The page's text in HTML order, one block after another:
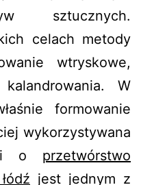
sztucznych.
celach metody
wtryskowe,
W
formowanie
wykorzystywana
o przetwórstwo
jest jednym z